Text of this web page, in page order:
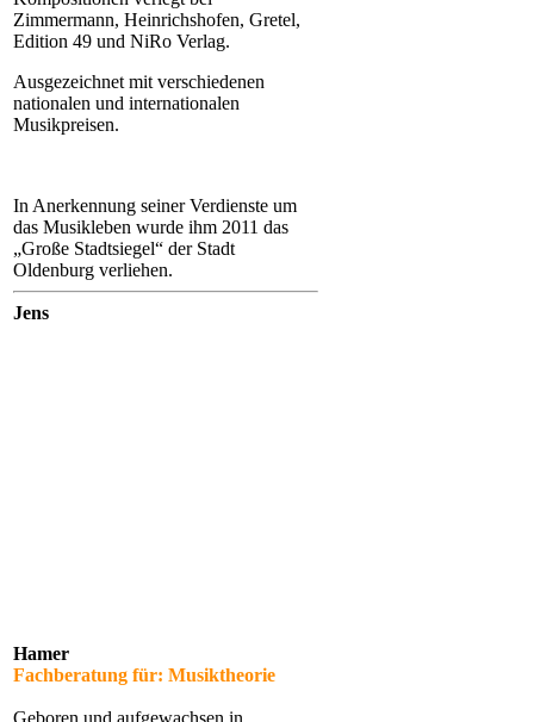
Zimmermann, Heinrichshofen, Gretel,
Edition 49 und NiRo Verlag.
Ausgezeichnet mit verschiedenen
nationalen und internationalen
Musikpreisen.
In Anerkennung seiner Verdienste um
das Musikleben wurde ihm 2011 das
„Große Stadtsiegel“ der Stadt
Oldenburg verliehen.
Jens
Hamer
Fachberatung für: Musiktheorie
Geboren und aufgewachsen in